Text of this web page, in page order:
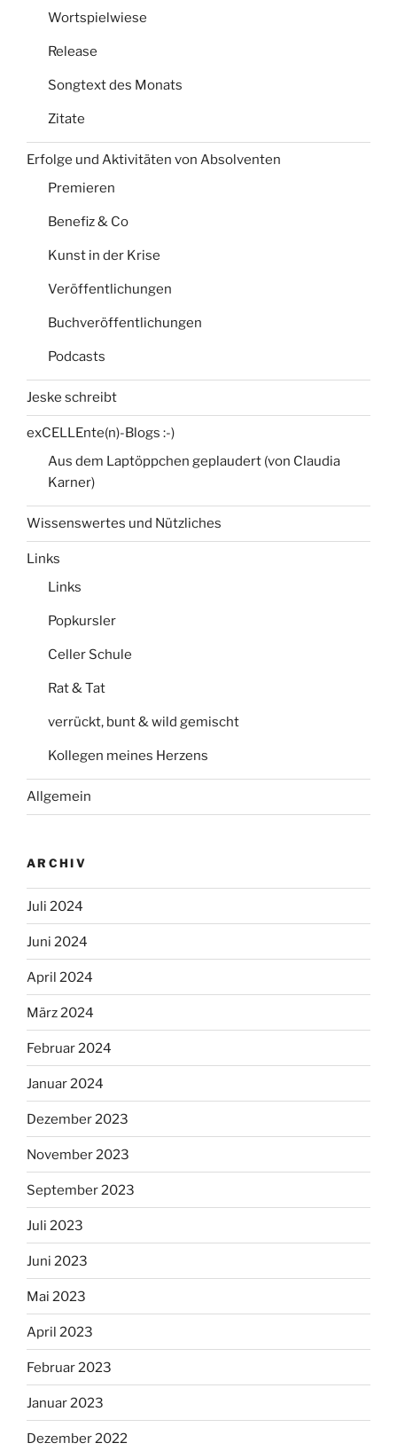
Wortspielwiese
Release
Songtext des Monats
Zitate
Erfolge und Aktivitäten von Absolventen
Premieren
Benefiz & Co
Kunst in der Krise
Veröffentlichungen
Buchveröffentlichungen
Podcasts
Jeske schreibt
exCELLEnte(n)-Blogs :-)
Aus dem Laptöppchen geplaudert (von Claudia
Karner)
Wissenswertes und Nützliches
Links
Links
Popkursler
Celler Schule
Rat & Tat
verrückt, bunt & wild gemischt
Kollegen meines Herzens
Allgemein
ARCHIV
Juli 2024
Juni 2024
April 2024
März 2024
Februar 2024
Januar 2024
Dezember 2023
November 2023
September 2023
Juli 2023
Juni 2023
Mai 2023
April 2023
Februar 2023
Januar 2023
Dezember 2022